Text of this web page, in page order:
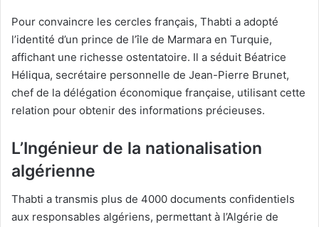
Pour convaincre les cercles français, Thabti a adopté
l’identité d’un prince de l’île de Marmara en Turquie,
affichant une richesse ostentatoire. Il a séduit Béatrice
Héliqua, secrétaire personnelle de Jean-Pierre Brunet,
chef de la délégation économique française, utilisant cette
relation pour obtenir des informations précieuses.
L’Ingénieur de la nationalisation
algérienne
Thabti a transmis plus de 4000 documents confidentiels
aux responsables algériens, permettant à l’Algérie de